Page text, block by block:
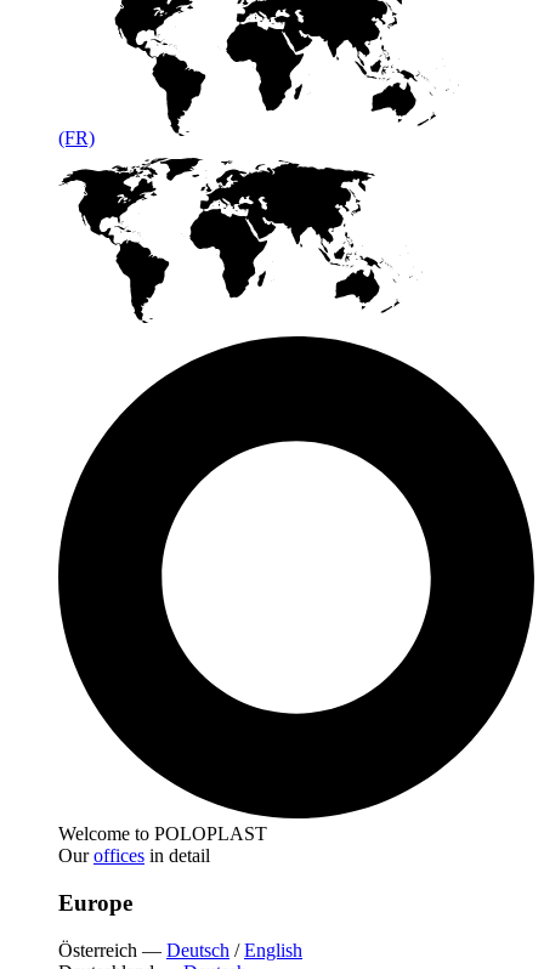
(FR)
Welcome to POLOPLAST
Ouroffices in detail
Europe
Österreich — Deutsch /English